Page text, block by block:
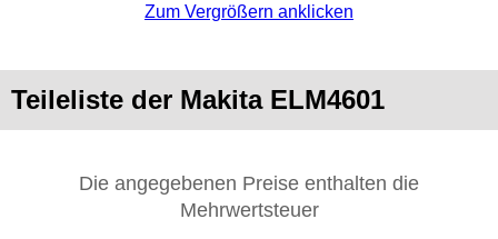
Zum Vergrößern anklicken
Teileliste der Makita ELM4601
Die angegebenen Preise enthalten die
Mehrwertsteuer